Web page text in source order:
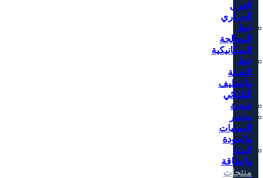
العزل
الحراري
خط
المعالجة
الميكانيكية
خط
التعبئة
والتغليف
التلقائي
شحنة
مختبر
العمليات
والجودة
البيئة
والطاقة
منتجات